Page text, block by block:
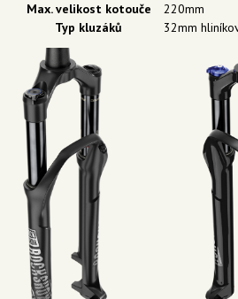
Max. velikost kotouče
220mm
Typ kluzáků
32mm